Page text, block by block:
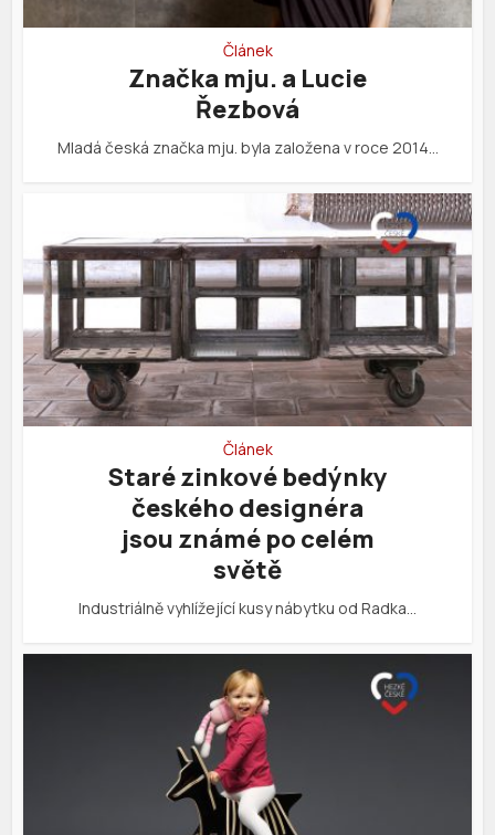
Článek
Značka mju. a Lucie
Řezbová
Mladá česká značka mju. byla založena v roce 2014…
Článek
Staré zinkové bedýnky
českého designéra
jsou známé po celém
světě
Industriálně vyhlížející kusy nábytku od Radka…